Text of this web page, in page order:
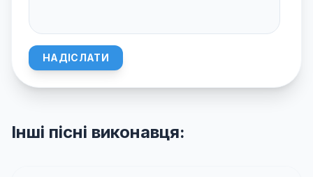
НАДІСЛАТИ
Інші пісні виконавця: